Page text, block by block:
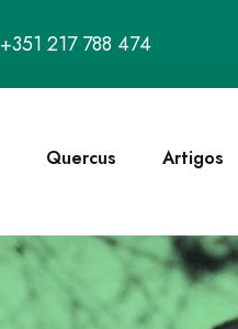
+351 217 788 474
Quercus Artigos